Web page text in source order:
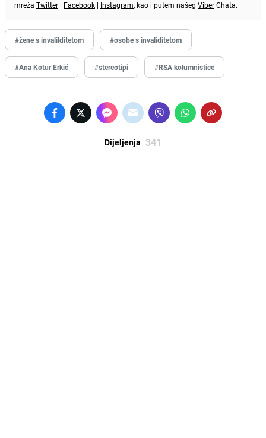
mreža Twitter | Facebook | Instagram, kao i putem našeg ViberChata.
#žene s invalilditetom #osobe s invaliditetom
#Ana Kotur Erkić #stereotipi #RSA kolumnistice
Dijeljenja 341